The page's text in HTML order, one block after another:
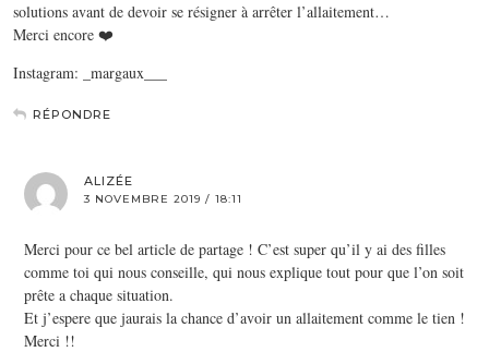
solutions avant de devoir se résigner à arrêter l’allaitement…
Merci encore ❤️
Instagram: _margaux___
RÉPONDRE
ALIZÉE
3 NOVEMBRE 2019 / 18:11
Merci pour ce bel article de partage ! C’est super qu’il y ai des filles
comme toi qui nous conseille, qui nous explique tout pour que l’on soit
prête a chaque situation.
Et j’espere que jaurais la chance d’avoir un allaitement comme le tien !
Merci !!